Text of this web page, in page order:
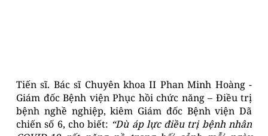
Tiến sĩ. Bác sĩ Chuyên khoa II Phan Minh Hoàng -
Giám đốc Bệnh viện Phục hồi chức năng – Điều trị
bệnh nghề nghiệp, kiêm Giám đốc Bệnh viện Dã
chiến số 6, cho biết: “Dù áp lực điều trị bệnh nhân